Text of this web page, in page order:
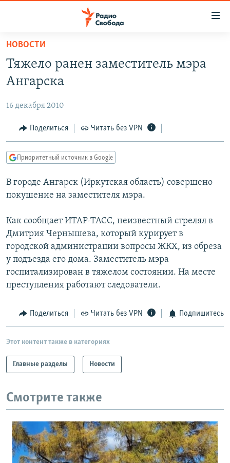
упрощенного
доступа
Вернуться
основному
Вернутся
главной
навигации
Вернутся
ПОДКАСТЫ
АВТОРСКИЕ ПРОЕКТЫ
ЦИТАТЫ СВОБОДЫ
МНЕНИЯ
IDEL.РЕАЛИИ
КАВКАЗ.РЕАЛИИ
СЕВЕР.РЕАЛИИ
СИБИРЬ.РЕАЛИИ
РАСПИСАНИЕ ВЕЩАНИЯ
ПОДПИШИТЕСЬ НА РАССЫЛКУ
СОЦИАЛЬНЫЕ СЕТИ
Все сайты РСЕ/РС
НОВОСТИ
Тяжело ранен заместитель мэра
Ангарска
16 декабря 2010
Поделиться Читать без VPN
Приоритетный источник в Google
В городе Ангарск (Иркутская область) совершено
покушение на заместителя мэра.
Как сообщает ИТАР-ТАСС, неизвестный стрелял в
Дмитрия Чернышева, который курирует в
городской администрации вопросы ЖКХ, из обреза
у подъезда его дома. Заместитель мэра
госпитализирован в тяжелом состоянии. На месте
преступления работают следователи.
Поделиться Читать без VPN Подпишитесь
Этот контент также в категориях
Главные разделы Новости
Смотрите также